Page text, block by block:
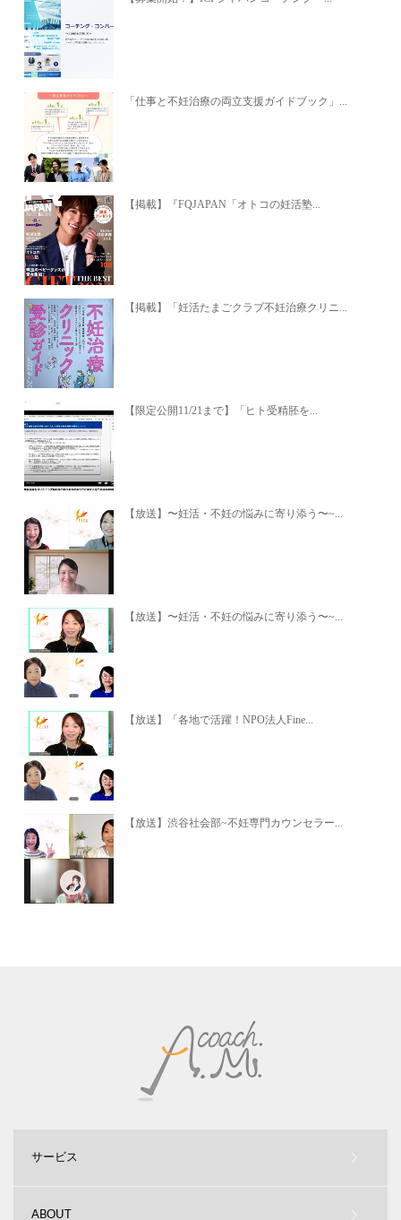
「仕事と不妊治療の両立支援ガイドブック」...
【掲載】『FQJAPAN「オトコの妊活塾...
【掲載】「妊活たまごクラブ不妊治療クリニ...
【限定公開11/21まで】「ヒト受精胚を...
【放送】〜妊活・不妊の悩みに寄り添う〜~...
【放送】〜妊活・不妊の悩みに寄り添う〜~...
【放送】「各地で活躍！NPO法人Fine...
【放送】渋谷社会部~不妊専門カウンセラー...
サービス
ABOUT